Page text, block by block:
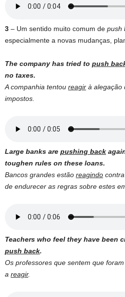
3 – Um sentido muito comum de push
especialmente a novas mudanças,
The company has tried to push
no taxes.
A companhia tentou reagir à alegação
impostos.
Large banks are pushing back
toughen rules on these loans.
Bancos grandes estão reagindo
de endurecer as regras sobre estes
Teachers who feel they have been
push back.
Os professores que sentem que
a reagir.